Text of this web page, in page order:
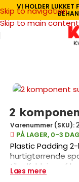
Skip to navigation
Skip to main content
VI HOLDER LUKKET
Spartel Og Fuge/
2
Varenummer (SKU):
PÅ LAGER, 0-3
Plastic Padding
hurtigtørrende
til udfyldning af
egner sig til træ,
Læs mere